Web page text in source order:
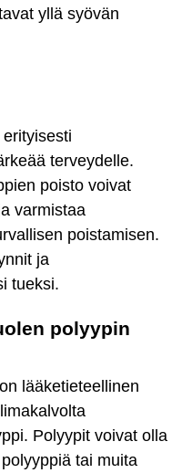
yllä syövän
terveydelle.
poisto voivat
varmistaa
poistamisen.
ja
tueksi.
polyypin
lääketieteellinen
Polyypit voivat olla
tai muita